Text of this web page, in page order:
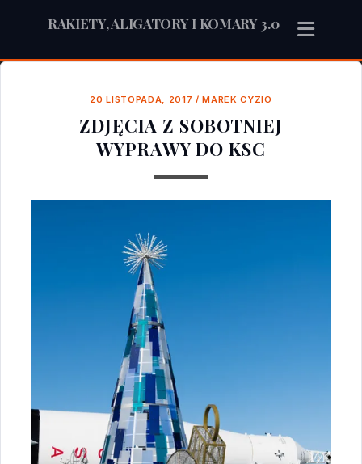
RAKIETY, ALIGATORY I KOMARY 3.0
20 LISTOPADA, 2017 /MAREK CYZIO
ZDJĘCIA Z SOBOTNIEJ
WYPRAWY DO KSC